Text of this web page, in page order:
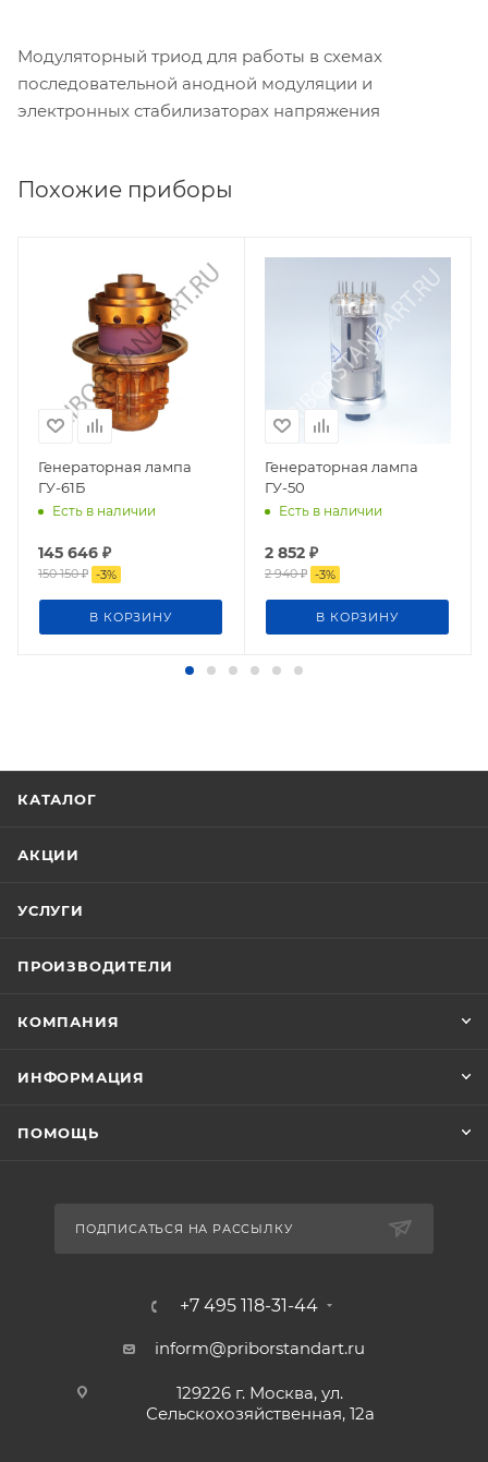
Модуляторный триод для работы в схемах
последовательной анодной модуляции и
электронных стабилизаторах напряжения
Похожие приборы
Генераторная лампа
ГУ-61Б
Есть в наличии
145 646 ₽
150 150₽ -3%
В КОРЗИНУ
Генераторная лампа
ГУ-50
Есть в наличии
2 852 ₽
2 940₽ -3%
В КОРЗИНУ
КАТАЛОГ
АКЦИИ
УСЛУГИ
ПРОИЗВОДИТЕЛИ
КОМПАНИЯ
ИНФОРМАЦИЯ
ПОМОЩЬ
ПОДПИСАТЬСЯ НА РАССЫЛКУ
+7 495 118-31-44
inform@priborstandart.ru
129226 г. Москва, ул.
Сельскохозяйственная, 12а